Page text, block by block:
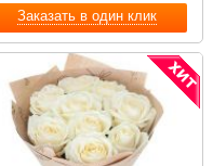
Заказать в один клик